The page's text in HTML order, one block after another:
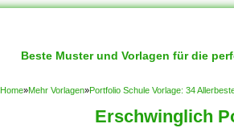
Beste Muster und Vorlagen für die
Home»Mehr Vorlagen»Portfolio Schule Vorlage: 34
Erschwinglich